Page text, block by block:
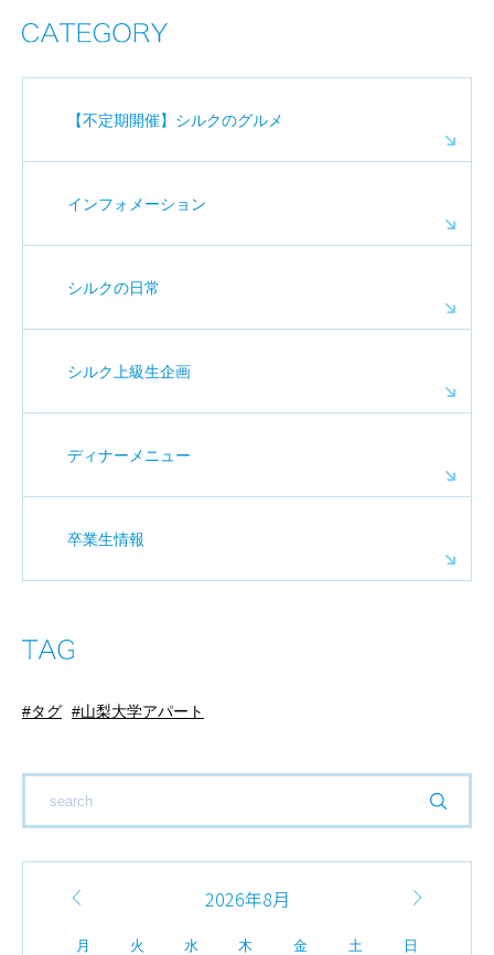
【不定期開催】シルクのグルメ
インフォメーション
シルクの日常
シルク上級生企画
ディナーメニュー
卒業生情報
タグ 山梨大学アパート
2026年8月
月 火 水 木 金 土
日